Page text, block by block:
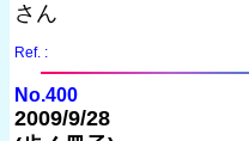
さん
Ref. :
No.400
2009/9/28